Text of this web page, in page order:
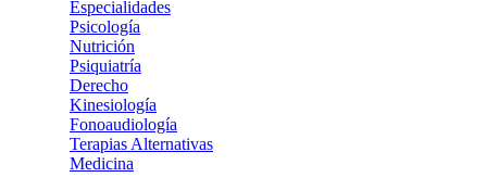
Especialidades
Psicología
Nutrición
Psiquiatría
Derecho
Kinesiología
Fonoaudiología
Terapias Alternativas
Medicina